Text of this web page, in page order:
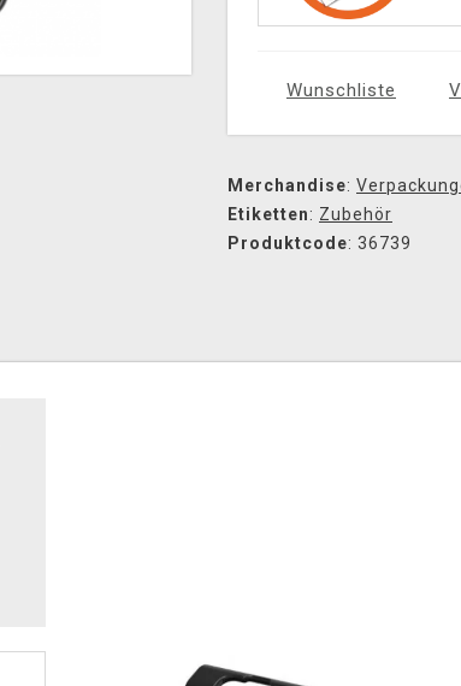
Wunschliste
Merchandise:
Etiketten: Zubehör
Produktcode: 36739